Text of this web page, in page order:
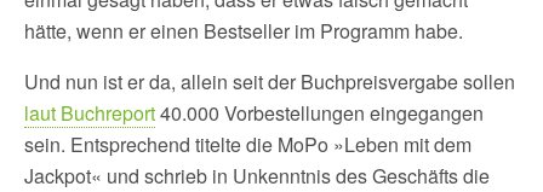
hätte, wenn er einen Bestseller im Programm habe.
Und nun ist er da, allein seit der Buchpreisvergabe sollen
laut Buchreport40.000 Vorbestellungen eingegangen
sein. Entsprechend titelte die MoPo »Leben mit dem
Jackpot« und schrieb in Unkenntnis des Geschäfts die